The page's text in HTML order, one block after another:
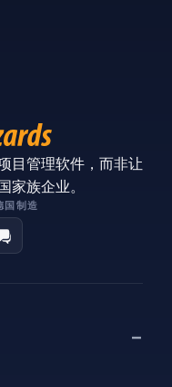
目管理软件，而非让
家族企业。
制造